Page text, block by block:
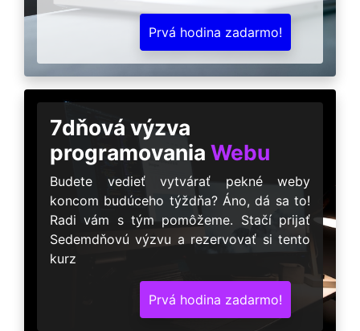
Prvá hodina zadarmo!
7dňová výzva
programovania Webu
Budete vedieť vytvárať pekné weby
koncom budúceho týždňa? Áno, dá sa to!
Radi vám s tým pomôžeme. Stačí prijať
Sedemdňovú výzvu a rezervovať si tento
kurz
Prvá hodina zadarmo!